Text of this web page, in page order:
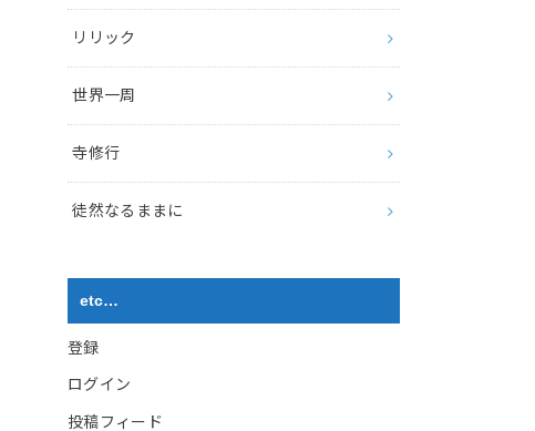
リリック
世界一周
寺修行
徒然なるままに
etc…
登録
ログイン
投稿フィード